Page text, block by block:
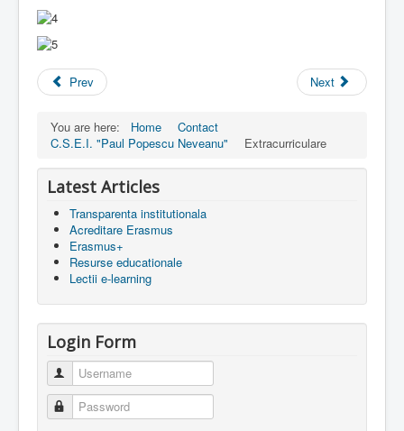
Prev Next
You are here: Home
Contact
C.S.E.I. "Paul Popescu Neveanu"
Extracurriculare
Latest Articles
Transparenta institutionala
Acreditare Erasmus
Erasmus+
Resurse educationale
Lectii e-learning
Login Form
Username
Password